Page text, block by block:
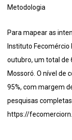
Metodologia
Para mapear as
Instituto Fecomércio
outubro, um total de
Mossoró. O nível de
95%, com margem
pesquisas
https://